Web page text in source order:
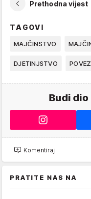
Prethodna vijest
TAGOVI
MAJČINSTVO
DJETINJSTVO
Budi
Komentiraj
PRATITE NAS NA